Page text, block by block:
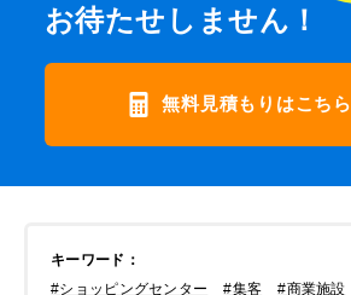
お待たせしません！
無料見積もりはこちら
キーワード ：
#ショッピングセンター
#集客 #商業施設